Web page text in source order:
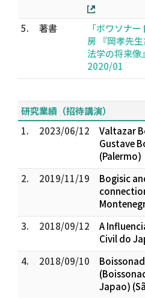
5. 著書
「ボワソナ
房 『岡孝先
法学の将来
2020/01
研究業績（招待講演）
1.
2023/06/12
Valtazar
Gustave
(Palermo)
2.
2019/11/19
Bogisic
3.
2018/09/12
A
Civil do
4.
2018/09/10
Japao)